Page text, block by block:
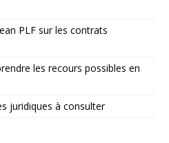
PLF sur les contrats
les recours possibles en
juridiques à consulter